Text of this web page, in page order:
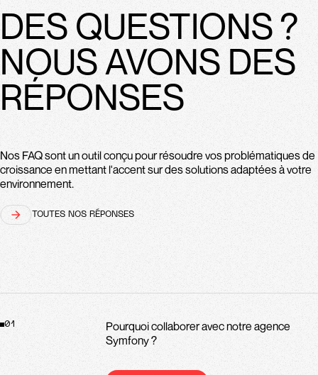
DES QUESTIONS ?
NOUS AVONS DES
RÉPONSES
Nos FAQ sont un outil conçu pour résoudre vos problématiques de
croissance en mettant l'accent sur des solutions adaptées à votre
environnement.
TOUTES NOS RÉPONSES
01
Pourquoi collaborer avec notre agence
Symfony ?